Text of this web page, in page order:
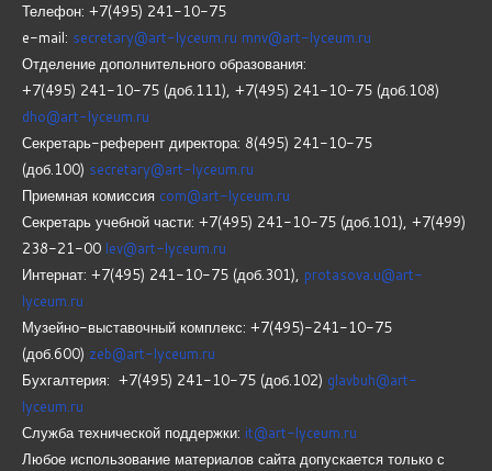
Телефон: +7(495) 241-10-75
e-mail: secretary@art-lyceum.ru mnv@art-lyceum.ru
Отделение дополнительного образования:
+7(495) 241-10-75 (доб.111), +7(495) 241-10-75 (доб.108)
dho@art-lyceum.ru
Секретарь-референт директора: 8(495) 241-10-75
(доб.100) secretary@art-lyceum.ru
Приемная комиссия com@art-lyceum.ru
Секретарь учебной части: +7(495) 241-10-75 (доб.101), +7(499)
238-21-00 lev@art-lyceum.ru
Интернат: +7(495) 241-10-75 (доб.301), protasova.u@art-
lyceum.ru
Музейно-выставочный комплекс: +7(495)-241-10-75
(доб.600) zeb@art-lyceum.ru
Бухгалтерия: +7(495) 241-10-75 (доб.102) glavbuh@art-
lyceum.ru
Служба технической поддержки: it@art-lyceum.ru
Любое использование материалов сайта допускается только с